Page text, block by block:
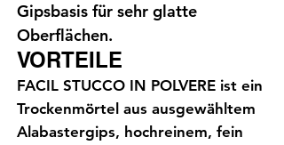
Gipsbasis für sehr glatte
Oberflächen.
VORTEILE
FACIL STUCCO IN POLVERE ist ein
Trockenmörtel aus ausgewähltem
Alabastergips, hochreinem, fein